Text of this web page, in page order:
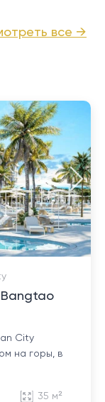
все →
City
на горы, в
35 м²